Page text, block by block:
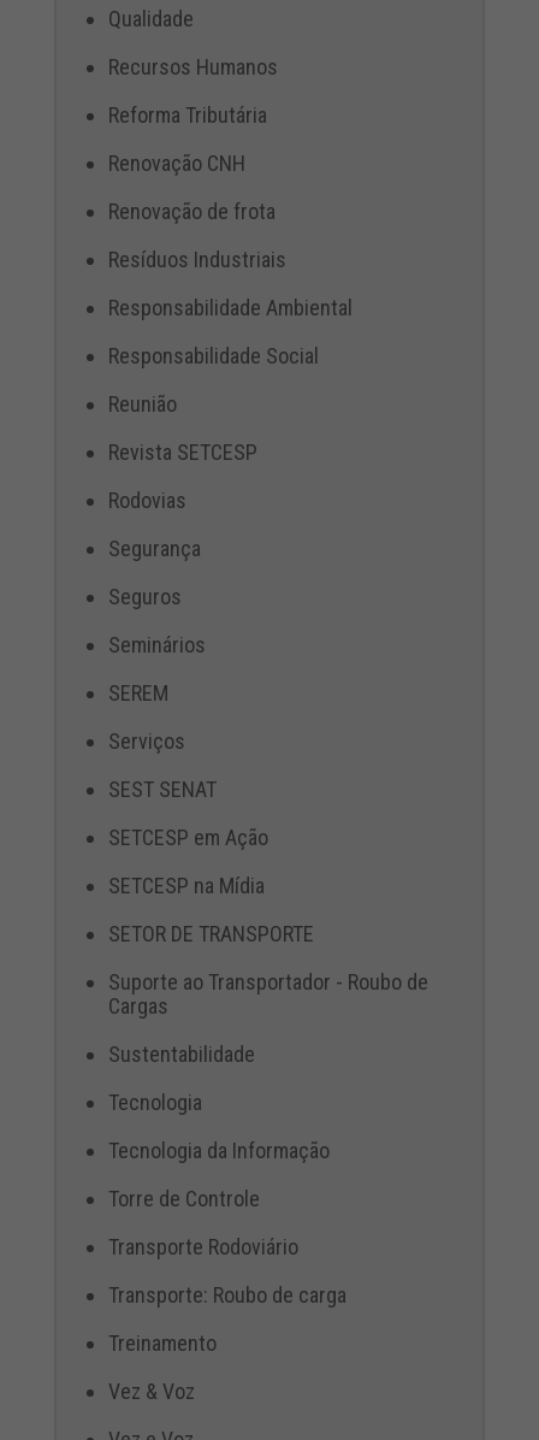
Qualidade
Recursos Humanos
Reforma Tributária
Renovação CNH
Renovação de frota
Resíduos Industriais
Responsabilidade Ambiental
Responsabilidade Social
Reunião
Revista SETCESP
Rodovias
Segurança
Seguros
Seminários
SEREM
Serviços
SEST SENAT
SETCESP em Ação
SETCESP na Mídia
SETOR DE TRANSPORTE
Suporte ao Transportador - Roubo de
Cargas
Sustentabilidade
Tecnologia
Tecnologia da Informação
Torre de Controle
Transporte Rodoviário
Transporte: Roubo de carga
Treinamento
Vez & Voz